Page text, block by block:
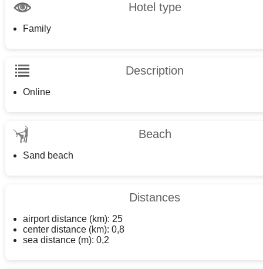
Hotel type
Family
Description
Online
Beach
Sand beach
Distances
airport distance (km): 25
center distance (km): 0,8
sea distance (m): 0,2